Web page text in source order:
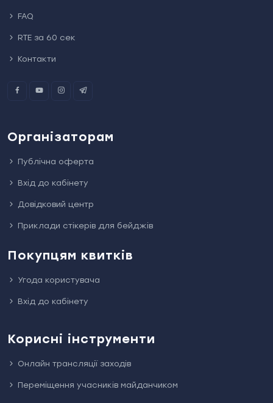
FAQ
RTE за 60 сек
Контакти
Організаторам
Публічна оферта
Вхід до кабінету
Довідковий центр
Приклади стікерів для бейджів
Покупцям квитків
Угода користувача
Вхід до кабінету
Корисні інструменти
Онлайн трансляції заходів
Переміщення учасників майданчиком